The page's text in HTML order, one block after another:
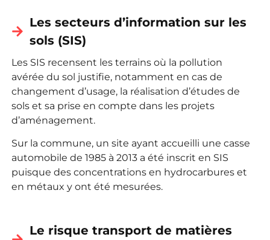
Les secteurs d’information sur les
sols (SIS)
Les SIS recensent les terrains où la pollution
avérée du sol justifie, notamment en cas de
changement d’usage, la réalisation d’études de
sols et sa prise en compte dans les projets
d’aménagement.
Sur la commune, un site ayant accueilli une casse
automobile de 1985 à 2013 a été inscrit en SIS
puisque des concentrations en hydrocarbures et
en métaux y ont été mesurées.
Le risque transport de matières